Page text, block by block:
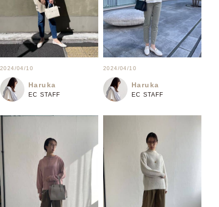
2024/04/10
Haruka
EC STAFF
2024/04/10
Haruka
EC STAFF